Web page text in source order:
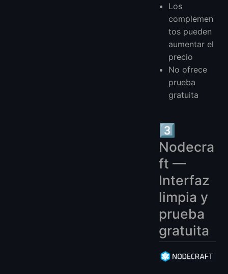
Los
complemen
tos pueden
aumentar el
precio
No ofrece
prueba
gratuita
3️⃣
Nodecra
ft —
Interfaz
limpia y
prueba
gratuita